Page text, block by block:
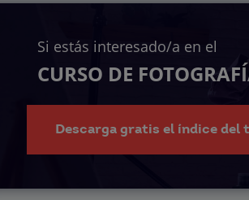
Si estás interesado/a en el
CURSO DE
Descarga gratis el índice del